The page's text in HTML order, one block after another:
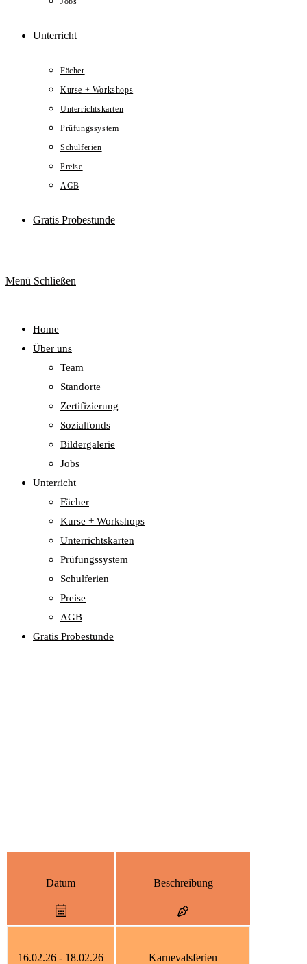
Unterricht
Fächer
Kurse + Workshops
Unterrichtskarten
Prüfungssystem
Schulferien
Preise
AGB
Gratis Probestunde
Menü Schließen
Home
Über uns
Team
Standorte
Zertifizierung
Sozialfonds
Bildergalerie
Jobs
Unterricht
Fächer
Kurse + Workshops
Unterrichtskarten
Prüfungssystem
Schulferien
Preise
AGB
Gratis Probestunde
Datum Beschreibung
16.02.26 - 18.02.26 Karnevalsferien